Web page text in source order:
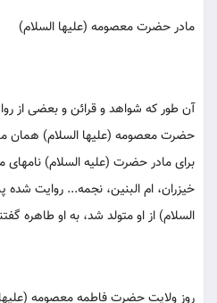
مادر حضرت معصومه (عليها السلام)
آن طور كه شواهد و قرائن و بعضى از
حضرت معصومه (عليها السلام) همان
براى مادر حضرت (عليه السلام) نام‏هاى
خيزران، ام البنين، نجمه... روايت
السلام) از او متولد شد، به او طاهره
روز ولايت حضرت فاطمه معصومه